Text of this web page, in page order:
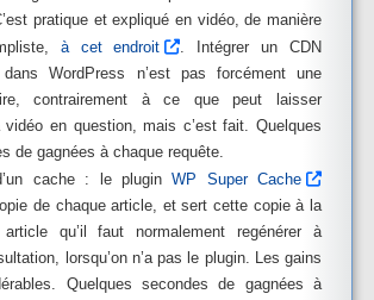
pratique et expliqué en vidéo, de manière
à cet endroit
. Intégrer un CDN
dans WordPress n’est pas forcément une
contrairement à ce que peut laisser
vidéo en question, mais c’est fait. Quelques
de gagnées à chaque requête.
cache : le pluginWP Super Cache
de chaque article, et sert cette copie à la
article qu’il faut normalement regénérer à
lorsqu’on n’a pas le plugin. Les gains
Quelques secondes de gagnées à